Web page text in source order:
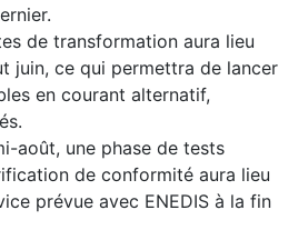
de transformation aura lieu
juin, ce qui permettra de lancer
en courant alternatif,
août, une phase de tests
de conformité aura lieu
prévue avec ENEDIS à la fin